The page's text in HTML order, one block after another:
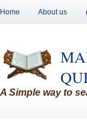
Home About us
A Simple way to